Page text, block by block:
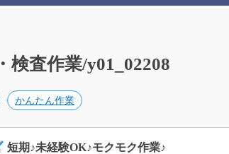
査作業/y01_02208
かんたん作業
短期♪未経験OK♪モクモク作業♪